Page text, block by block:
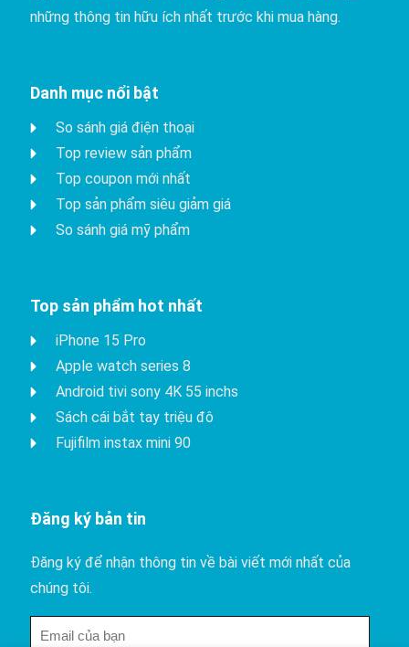
những thông tin hữu ích nhất trước khi mua hàng.
Danh mục nổi bật
So sánh giá điện thoại
Top review sản phẩm
Top coupon mới nhất
Top sản phẩm siêu giảm giá
So sánh giá mỹ phẩm
Top sản phẩm hot nhất
iPhone 15 Pro
Apple watch series 8
Android tivi sony 4K 55 inchs
Sách cái bắt tay triệu đô
Fujifilm instax mini 90
Đăng ký bản tin
Đăng ký để nhận thông tin về bài viết mới nhất của
chúng tôi.